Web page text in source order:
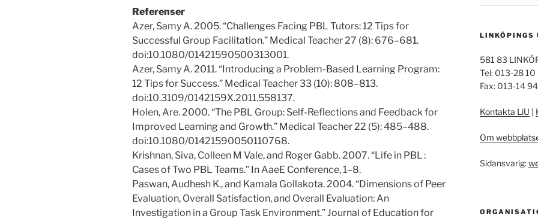
Referenser
Azer, Samy A. 2005. “Challenges Facing PBL Tutors: 12 Tips for
Successful Group Facilitation.” Medical Teacher 27 (8): 676–681.
doi:10.1080/01421590500313001.
Azer, Samy A. 2011. “Introducing a Problem-Based Learning Program:
12 Tips for Success.” Medical Teacher 33 (10): 808–813.
doi:10.3109/0142159X.2011.558137.
Holen, Are. 2000. “The PBL Group: Self-Reflections and Feedback for
Improved Learning and Growth.” Medical Teacher 22 (5): 485–488.
doi:10.1080/01421590050110768.
Krishnan, Siva, Colleen M Vale, and Roger Gabb. 2007. “Life in PBL :
Cases of Two PBL Teams.” In AaeE Conference, 1–8.
Paswan, Audhesh K., and Kamala Gollakota. 2004. “Dimensions of Peer
Evaluation, Overall Satisfaction, and Overall Evaluation: An
Investigation in a Group Task Environment.” Journal of Education for
LINKÖPINGS
581 83
Tel: 013-28
Fax: 013-14
Kontakta LiU
Om
Sidansvarig: